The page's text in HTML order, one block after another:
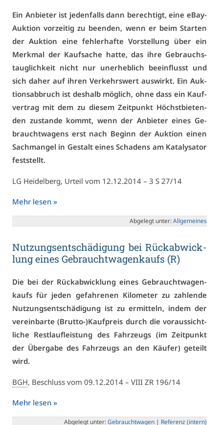
Ein An­bie­ter ist je­den­falls dann be­rech­tigt, ei­ne eBay-
Auk­ti­on vor­zei­tig zu be­en­den, wenn er beim Star­ten
der Auk­ti­on ei­ne feh­ler­haf­te Vor­stel­lung über ein
Merk­mal der Kauf­sa­che hat­te, das ih­re Ge­brauchs­
taug­lich­keit nicht nur un­er­heb­lich be­ein­flusst und
sich da­her auf ih­ren Ver­kehrs­wert aus­wirkt. Ein Auk­
ti­ons­ab­bruch ist des­halb mög­lich, oh­ne dass ein Kauf­
ver­trag mit dem zu die­sem Zeit­punkt Höchst­bie­ten­
den zu­stan­de kommt, wenn der An­bie­ter ei­nes Ge­
braucht­wa­gens erst nach Be­ginn der Auk­ti­on ei­nen
Sach­man­gel in Ge­stalt ei­nes Scha­dens am Ka­ta­ly­sa­tor
fest­stellt.
LG Hei­del­berg, Ur­teil vom 12.12.2014 – 3 S 27/14
Mehr le­sen »
Ab­ge­legt un­ter:All­ge­mei­nes
Nut­zungs­ent­schä­di­gung bei Rück­ab­wick­
lung ei­nes Ge­braucht­wa­gen­kaufs (R)
Die bei der Rück­ab­wick­lung ei­nes Ge­braucht­wa­gen­
kaufs für je­den ge­fah­re­nen Ki­lo­me­ter zu zah­len­de
Nut­zungs­ent­schä­di­gung ist zu er­mit­teln, in­dem der
ver­ein­bar­te (Brut­to-)Kauf­preis durch die vor­aus­sicht­
li­che Rest­lauf­leis­tung des Fahr­zeugs (im Zeit­punkt
der Über­ga­be des Fahr­zeugs an den Käu­fer) ge­teilt
wird.
BGH, Be­schluss vom 09.12.2014 – VI­II ZR 196/14
Mehr le­sen »
Ab­ge­legt un­ter:Ge­braucht­wa­gen | Re­fe­renz (in­tern)